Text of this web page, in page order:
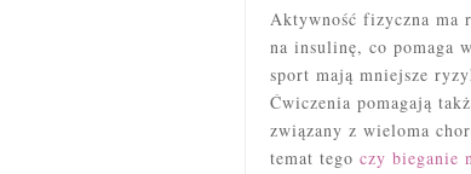
Aktywność fizyczna ma
na insulinę, co pomaga
sport mają mniejsze
Ćwiczenia pomagają
związany z wieloma
temat tego czy bieganie